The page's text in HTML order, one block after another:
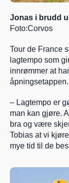
Foto:Corvos
Tour de France
lagtempo som
innrømmer at
åpningsetappen.
– Lagtempo er
man kan gjøre.
bra og være
Tobias at vi
mye tid til de